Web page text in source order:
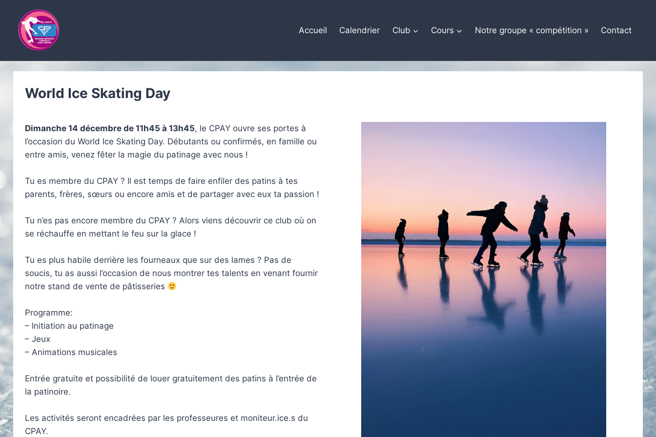
contenu
Accueil Calendrier Club Cours Notre groupe « compétition » Contact
World Ice Skating Day
Dimanche 14 décembre de 11h45 à 13h45, le CPAY ouvre ses portes à
l’occasion du World Ice Skating Day. Débutants ou confirmés, en famille ou
entre amis, venez fêter la magie du patinage avec nous !
Tu es membre du CPAY ? Il est temps de faire enfiler des patins à tes
parents, frères, sœurs ou encore amis et de partager avec eux ta passion !
Tu n’es pas encore membre du CPAY ? Alors viens découvrir ce club où on
se réchauffe en mettant le feu sur la glace !
Tu es plus habile derrière les fourneaux que sur des lames ? Pas de
soucis, tu as aussi l’occasion de nous montrer tes talents en venant fournir
notre stand de vente de pâtisseries
Programme:
– Initiation au patinage
– Jeux
– Animations musicales
Entrée gratuite et possibilité de louer gratuitement des patins à l’entrée de
la patinoire.
Les activités seront encadrées par les professeures et moniteur.ice.s du
CPAY.